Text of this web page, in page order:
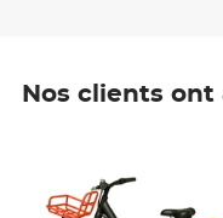
Nos clients